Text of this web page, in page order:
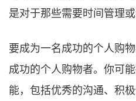
是对于那些需要时间管理或
要成为一名成功的个人购
成功的个人购物者。你可
能，包括优秀的沟通、积